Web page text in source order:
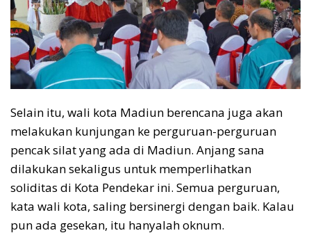
Selain itu, wali kota Madiun berencana juga akan
melakukan kunjungan ke perguruan-perguruan
pencak silat yang ada di Madiun. Anjang sana
dilakukan sekaligus untuk memperlihatkan
soliditas di Kota Pendekar ini. Semua perguruan,
kata wali kota, saling bersinergi dengan baik. Kalau
pun ada gesekan, itu hanyalah oknum.